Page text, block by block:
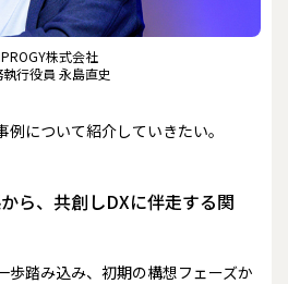
株式会社
執行役員 永島直史
について紹介していきたい。
ら、共創しDXに伴走する関
歩踏み込み、初期の構想フェーズか